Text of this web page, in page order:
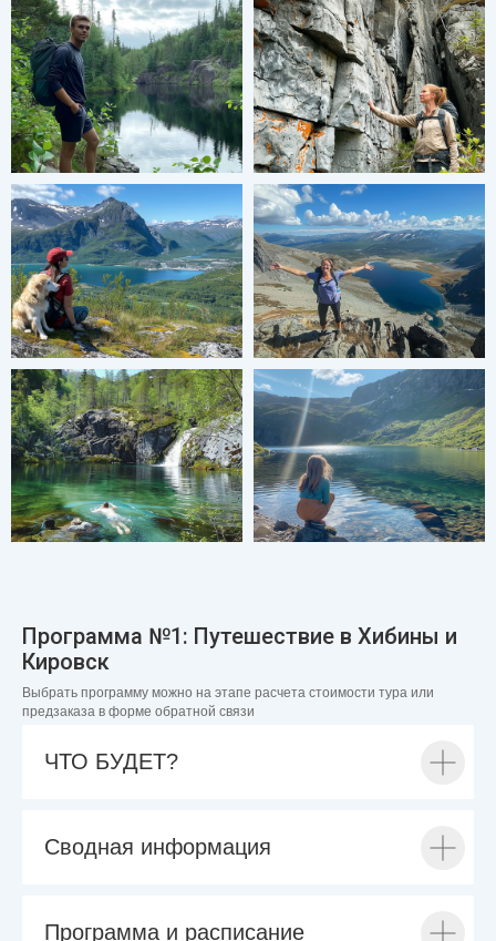
Программа №1: Путешествие в Хибины и
Кировск
Выбрать программу можно на этапе расчета стоимости тура или
предзаказа в форме обратной связи
ЧТО БУДЕТ?
Сводная информация
Программа и расписание